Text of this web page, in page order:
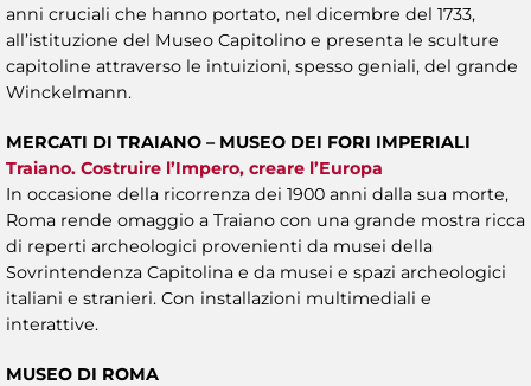
anni cruciali che hanno portato, nel dicembre del 1733,
all’istituzione del Museo Capitolino e presenta le sculture
capitoline attraverso le intuizioni, spesso geniali, del grande
Winckelmann.
MERCATI DI TRAIANO – MUSEO DEI FORI IMPERIALI
Traiano. Costruire l’Impero, creare l’Europa
In occasione della ricorrenza dei 1900 anni dalla sua morte,
Roma rende omaggio a Traiano con una grande mostra ricca
di reperti archeologici provenienti da musei della
Sovrintendenza Capitolina e da musei e spazi archeologici
italiani e stranieri. Con installazioni multimediali e
interattive.
MUSEO DI ROMA